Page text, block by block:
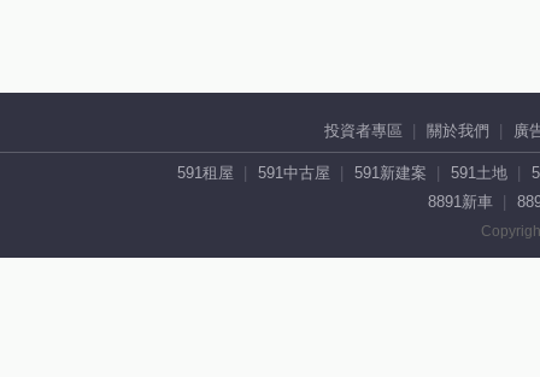
投資者專區 關於我們 廣
591租屋 591中古屋 591新建案 591土地
8891新車